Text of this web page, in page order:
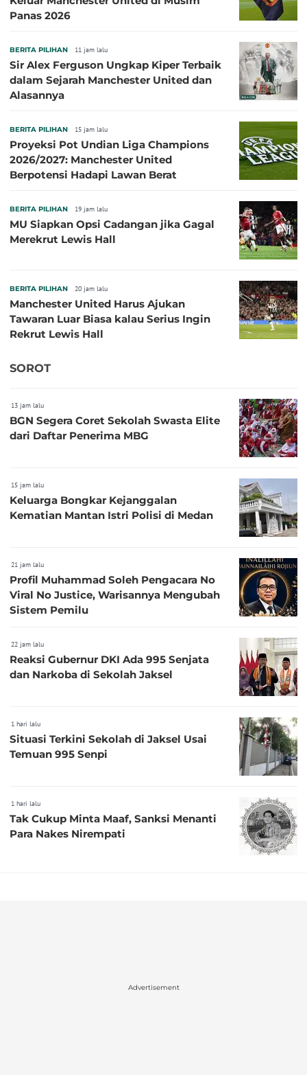
Panas 2026
BERITA PILIHAN 11 jam lalu
Sir Alex Ferguson Ungkap Kiper Terbaik
dalam Sejarah Manchester United dan
Alasannya
BERITA PILIHAN 15 jam lalu
Proyeksi Pot Undian Liga Champions
2026/2027: Manchester United
Berpotensi Hadapi Lawan Berat
BERITA PILIHAN 19 jam lalu
MU Siapkan Opsi Cadangan jika Gagal
Merekrut Lewis Hall
BERITA PILIHAN 20 jam lalu
Manchester United Harus Ajukan
Tawaran Luar Biasa kalau Serius Ingin
Rekrut Lewis Hall
SOROT
13 jam lalu
BGN Segera Coret Sekolah Swasta Elite
dari Daftar Penerima MBG
15 jam lalu
Keluarga Bongkar Kejanggalan
Kematian Mantan Istri Polisi di Medan
21 jam lalu
Profil Muhammad Soleh Pengacara No
Viral No Justice, Warisannya Mengubah
Sistem Pemilu
22 jam lalu
Reaksi Gubernur DKI Ada 995 Senjata
dan Narkoba di Sekolah Jaksel
1 hari lalu
Situasi Terkini Sekolah di Jaksel Usai
Temuan 995 Senpi
1 hari lalu
Tak Cukup Minta Maaf, Sanksi Menanti
Para Nakes Nirempati
Advertisement